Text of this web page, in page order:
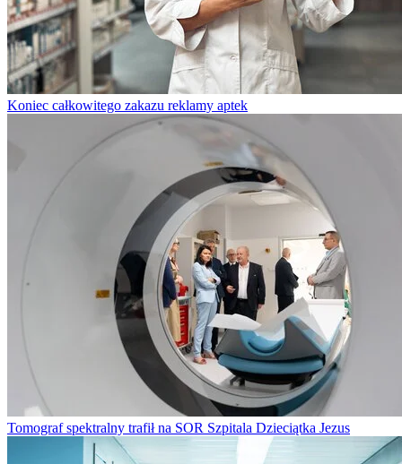
Koniec całkowitego zakazu reklamy aptek
Tomograf spektralny trafił na SOR Szpitala Dzieciątka Jezus